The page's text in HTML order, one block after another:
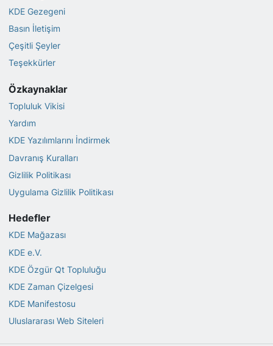
KDE Gezegeni
Basın İletişim
Çeşitli Şeyler
Teşekkürler
Özkaynaklar
Topluluk Vikisi
Yardım
KDE Yazılımlarını İndirmek
Davranış Kuralları
Gizlilik Politikası
Uygulama Gizlilik Politikası
Hedefler
KDE Mağazası
KDE e.V.
KDE Özgür Qt Topluluğu
KDE Zaman Çizelgesi
KDE Manifestosu
Uluslararası Web Siteleri